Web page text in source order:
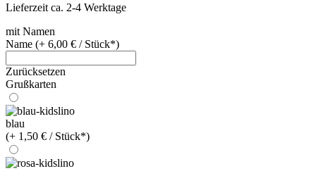
Lieferzeit ca. 2-4 Werktage
mit Namen
Name (+ 6,00 € / Stück*)
Zurücksetzen
Grußkarten
blau
(+ 1,50 € / Stück*)